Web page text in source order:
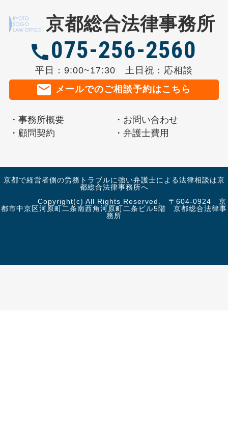
京都総合法律事務所
075-256-2560
平日：9:00~17:30 土日祝：応相談
メールでのご相談予約はこちら
事務所概要
お問い合わせ
顧問契約
弁護士費用
京都で経営者側の労務トラブルに強い弁護士による法律相談は京
都総合法律事務所へ
Copyright(c) All Rights Reserved. 〒604-0924 京
都市中京区河原町二条南西角河原町二条ビル5階 京都総合法律事
務所